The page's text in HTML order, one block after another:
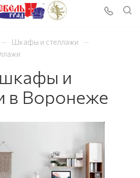
— Шкафы и стеллажи —
и
в Воронеже